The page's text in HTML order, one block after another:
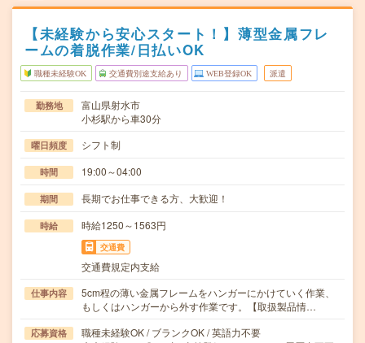
【未経験から安心スタート！】薄型金属フレ
ームの着脱作業/日払いOK
職種未経験OK 交通費別途支給あり WEB登録OK 派遣
勤務地
富山県射水市
小杉駅から車30分
曜日頻度 シフト制
時間 19:00～04:00
期間 長期でお仕事できる方、大歓迎！
時給 時給1250～1563円
交通費
交通費規定内支給
仕事内容
5cm程の薄い金属フレームをハンガーにかけていく作業、
もしくはハンガーから外す作業です。【取扱製品情…
応募資格
職種未経験OK / ブランクOK / 英語力不要